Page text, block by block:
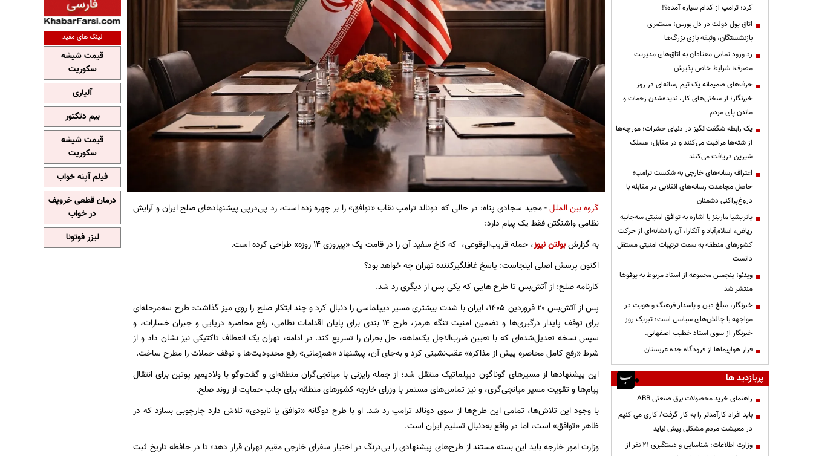
گروه بین الملل- مجید سجادی پناه: در حالی که دونالد ترامپ نقاب «توافق» را بر چهره زده است، رد پی‌درپی پیشنهادهای صلح ایران و آرایش
نظامی واشنگتن فقط یک پیام دارد:
به گزارشبولتن نیوز، حمله‌ قریب‌الوقوعی، که کاخ سفید آن را در قامت یک «پیروزی ۱۴ روزه» طراحی کرده است.
اکنون پرسش اصلی اینجاست: پاسخ غافلگیرکننده تهران چه خواهد بود؟
کارنامه صلح: از آتش‌بس تا طرح هایی که یکی پس از دیگری رد شد.
پس از آتش‌بس ۲۰ فروردین ۱۴۰۵، ایران با شدت بیشتری مسیر دیپلماسی را دنبال کرد و چند ابتکار صلح را روی میز گذاشت: طرح سه‌مرحله‌ای
برای توقف پایدار درگیری‌ها و تضمین امنیت تنگه هرمز، طرح ۱۴ بندی برای پایان اقدامات نظامی، رفع محاصره دریایی و جبران خسارات، و
سپس نسخه تعدیل‌شده‌ای که با تعیین ضرب‌الاجل یک‌ماهه، حل بحران را تسریع کند. در ادامه، تهران یک انعطاف تاکتیکی نیز نشان داد و از
شرط «رفع کامل محاصره پیش از مذاکره» عقب‌نشینی کرد و به‌جای آن، پیشنهاد «هم‌زمانی» رفع محدودیت‌ها و توقف حملات را مطرح ساخت.
این پیشنهادها از مسیرهای گوناگون دیپلماتیک منتقل شد؛ از جمله رایزنی با میانجی‌گران منطقه‌ای و گفت‌وگو با ولادیمیر پوتین برای انتقال
پیام‌ها و تقویت مسیر میانجی‌گری، و نیز تماس‌های مستمر با وزرای خارجه کشورهای منطقه برای جلب حمایت از روند صلح.
با وجود این تلاش‌ها، تمامی این طرح‌ها از سوی دونالد ترامپ رد شد. او با طرح دوگانه «توافق یا نابودی» تلاش دارد چارچوبی بسازد که در
ظاهر «توافق» است، اما در واقع به‌دنبال تسلیم ایران است.
وزارت امور خارجه باید این بسته مستند از طرح‌های پیشنهادی را بی‌درنگ در اختیار سفرای خارجی مقیم تهران قرار دهد؛ تا در حافظه تاریخ ثبت
کرد؛ ترامپ از کدام سیاره آمده؟!
اتاق پول دولت در دل بورس؛ مستمری
بازنشستگان، وثیقه بازی بزرگ‌ها
رد ورود تمامی معتادان به اتاق‌های مدیریت
مصرف؛ شرایط خاص پذیرش
حرف‌های صمیمانه یک تیم رسانه‌ای در روز
خبرنگار؛ از سختی‌های کار، ندیده‌شدن زحمات و
ماندن پای مردم
یک رابطه شگفت‌انگیز در دنیای حشرات؛ مورچه‌ها
از شته‌ها مراقبت می‌کنند و در مقابل، عسلک
شیرین دریافت می‌کنند
اعتراف رسانه‌های خارجی به شکست ترامپ؛
حاصل مجاهدت رسانه‌های انقلابی در مقابله با
دروغ‌پراکنی دشمنان
پاتریشیا مارینز با اشاره به توافق امنیتی سه‌جانبه
ریاض، اسلام‌آباد و آنکارا، آن را نشانه‌ای از حرکت
کشورهای منطقه به سمت ترتیبات امنیتی مستقل
دانست
ویدئو؛ پنجمین مجموعه از اسناد مربوط به یوفوها
منتشر شد
خبرنگار، مبلّغ دین و پاسدار فرهنگ و هویت در
مواجهه با چالش‌های سیاسی است؛ تبریک روز
خبرنگار از سوی استاد خطیب اصفهانی.
فرار هواپیماها از فرودگاه جده عربستان
پربازدید ها
راهنمای خرید محصولات برق صنعتی ABB
باید افراد کارآمدتر را به کار گرفت/ کاری می کنیم
در معیشت مردم مشکلی پیش نیاید
وزارت اطلاعات: شناسایی و دستگیری ۲۱ نفر از
لینک های مفید
قیمت شیشه
سکوریت
آلپاری
بیم دتکتور
قیمت شیشه
سکوریت
فیلم آپنه خواب
درمان قطعی خروپف
در خواب
لیزر فوتونا